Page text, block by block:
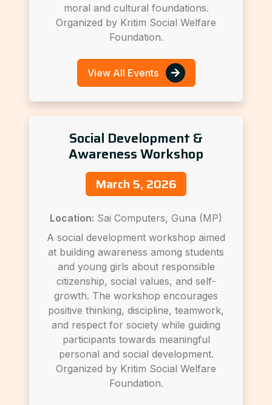
moral and cultural foundations.
Organized by Kritim Social Welfare
Foundation.
View All Events
Social Development &
Awareness Workshop
March 5, 2026
Location: Sai Computers, Guna (MP)
A social development workshop aimed
at building awareness among students
and young girls about responsible
citizenship, social values, and self-
growth. The workshop encourages
positive thinking, discipline, teamwork,
and respect for society while guiding
participants towards meaningful
personal and social development.
Organized by Kritim Social Welfare
Foundation.